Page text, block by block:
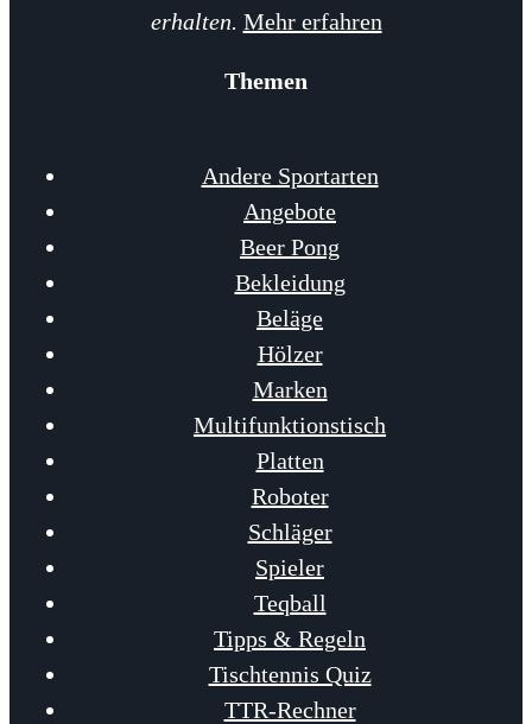
erhalten. Mehr erfahren
Themen
Andere Sportarten
Angebote
Beer Pong
Bekleidung
Beläge
Hölzer
Marken
Multifunktionstisch
Platten
Roboter
Schläger
Spieler
Teqball
Tipps & Regeln
Tischtennis Quiz
TTR-Rechner